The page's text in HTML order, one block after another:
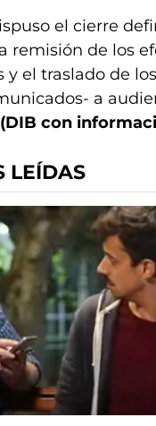
el cierre
remisión de los
y el traslado de
a
(DIB con
LEÍDAS